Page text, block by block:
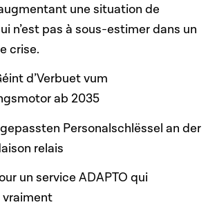
une situation de
n’est pas à sous-estimer dans un
crise.
d’Verbuet vum
ab 2035
Personalschlëssel an der
relais
un service ADAPTO qui